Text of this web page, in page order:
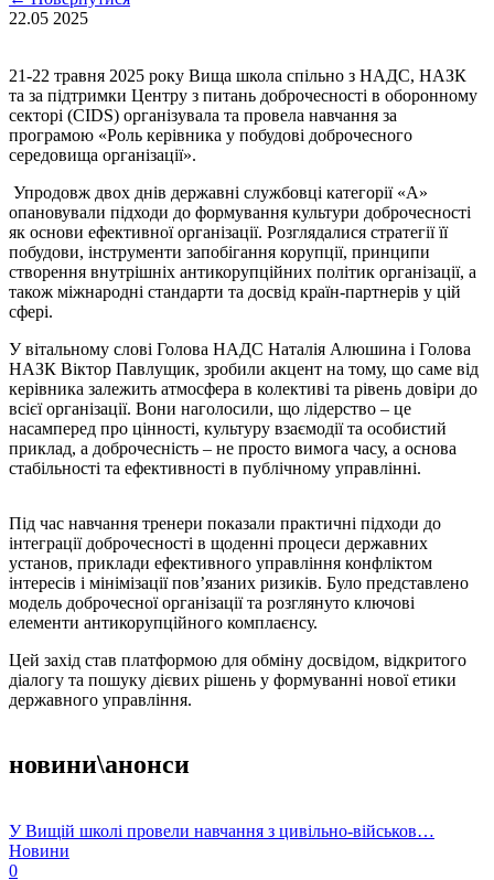
22.05 2025
21-22 травня 2025 року Вища школа спільно з НАДС, НАЗК
та за підтримки Центру з питань доброчесності в оборонному
секторі (CIDS) організувала та провела навчання за
програмою «Роль керівника у побудові доброчесного
середовища організації».
Упродовж двох днів державні службовці категорії «А»
опановували підходи до формування культури доброчесності
як основи ефективної організації. Розглядалися стратегії її
побудови, інструменти запобігання корупції, принципи
створення внутрішніх антикорупційних політик організації, а
також міжнародні стандарти та досвід країн-партнерів у цій
сфері.
У вітальному слові Голова НАДС Наталія Алюшина і Голова
НАЗК Віктор Павлущик, зробили акцент на тому, що саме від
керівника залежить атмосфера в колективі та рівень довіри до
всієї організації. Вони наголосили, що лідерство – це
насамперед про цінності, культуру взаємодії та особистий
приклад, а доброчесність – не просто вимога часу, а основа
стабільності та ефективності в публічному управлінні.
Під час навчання тренери показали практичні підходи до
інтеграції доброчесності в щоденні процеси державних
установ, приклади ефективного управління конфліктом
інтересів і мінімізації пов’язаних ризиків. Було представлено
модель доброчесної організації та розглянуто ключові
елементи антикорупційного комплаєнсу.
Цей захід став платформою для обміну досвідом, відкритого
діалогу та пошуку дієвих рішень у формуванні нової етики
державного управління.
новини\анонси
У Вищій школі провели навчання з цивільно-військов…
Новини
0